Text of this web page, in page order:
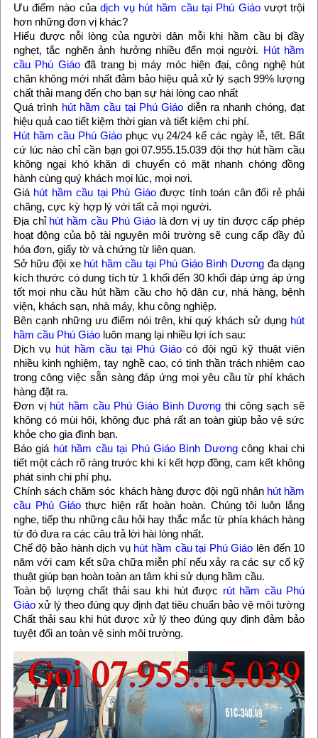
Ưu điểm nào củadịch vụ hút hầm cầu tại Phú Giáovượt trội
hơn những đơn vị khác?
Hiểu được nỗi lòng của người dân mỗi khi hầm cầu bị đầy
nghẹt, tắc nghẽn ảnh hưởng nhiều đến mọi người. Hút hầm
cầu Phú Giáođã trang bị máy móc hiện đại, công nghệ hút
chân không mới nhất đảm bảo hiệu quả xử lý sạch 99% lượng
chất thải mang đến cho bạn sự hài lòng cao nhất
Quá trình hút hầm cầu tại Phú Giáo diễn ra nhanh chóng, đạt
hiệu quả cao tiết kiệm thời gian và tiết kiệm chi phí.
Hút hầm cầu Phú Giáophục vụ 24/24 kể các ngày lễ, tết. Bất
cứ lúc nào chỉ cần bạn gọi 07.955.15.039 đội thợ hút hầm cầu
không ngại khó khăn di chuyển có mặt nhanh chóng đồng
hành cùng quý khách mọi lúc, mọi nơi.
Giá hút hầm cầu tại Phú Giáođược tính toán cân đối rẻ phải
chăng, cực kỳ hợp lý với tất cả mọi người.
Địa chỉ hút hầm cầu Phú Giáolà đơn vị uy tín được cấp phép
hoạt động của bộ tài nguyên môi trường sẽ cung cấp đầy đủ
hóa đơn, giấy tờ và chứng từ liên quan.
Sở hữu đội xe hút hầm cầu tại Phú Giáo Bình Dương đa dạng
kích thước có dung tích từ 1 khối đến 30 khối đáp ứng áp ứng
tốt mọi nhu cầu hút hầm cầu cho hộ dân cư, nhà hàng, bệnh
viện, khách sạn, nhà máy, khu công nghiệp.
Bên cạnh những ưu điểm nói trên, khi quý khách sử dụng hút
hầm cầu Phú Giáoluôn mang lại nhiều lợi ích sau:
Dịch vụ hút hầm cầu tại Phú Giáocó đội ngũ kỹ thuật viên
nhiều kinh nghiệm, tay nghề cao, có tinh thần trách nhiệm cao
trong công việc sẵn sàng đáp ứng mọi yêu cầu từ phí khách
hàng đặt ra.
Đơn vị hút hầm cầu Phú Giáo Bình Dương thi công sạch sẽ
không có mùi hôi, không đục phá rất an toàn giúp bảo vệ sức
khỏe cho gia đình bạn.
Báo giá hút hầm cầu tại Phú Giáo Bình Dươngcông khai chi
tiết một cách rõ ràng trước khi kí kết hợp đồng, cam kết không
phát sinh chi phí phụ.
Chính sách chăm sóc khách hàng được đội ngũ nhân hút hầm
cầu Phú Giáothực hiện rất hoàn hoàn. Chúng tôi luôn lắng
nghe, tiếp thu những câu hỏi hay thắc mắc từ phía khách hàng
từ đó đưa ra các câu trả lời hài lòng nhất.
Chế độ bảo hành dịch vụ hút hầm cầu tại Phú Giáo lên đến 10
năm với cam kết sữa chữa miễn phí nếu xảy ra các sự cố kỹ
thuật giúp bạn hoàn toàn an tâm khi sử dụng hầm cầu.
Toàn bộ lượng chất thải sau khi hút được rút hầm cầu Phú
Giáoxử lý theo đúng quy định đạt tiêu chuẩn bảo vệ môi tường
Chất thải sau khi hút được xử lý theo đúng quy định đảm bảo
tuyệt đối an toàn vệ sinh môi trường.